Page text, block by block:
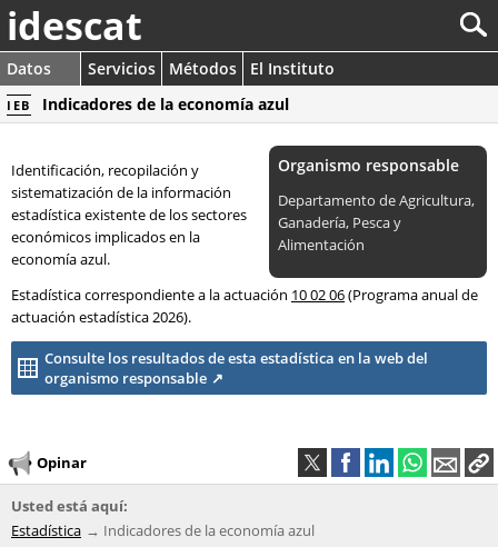
idescat
Datos Servicios Métodos El Instituto
IEB Indicadores de la economía azul
Organismo responsable
Departamento de Agricultura,
Ganadería, Pesca y
Alimentación
Identificación, recopilación y
sistematización de la información
estadística existente de los sectores
económicos implicados en la
economía azul.
Estadística correspondiente a la actuación 10 02 06(Programa anual de
actuación estadística 2026).
Consulte los resultados de esta estadística en la web del
organismo responsable
Opinar
Usted está aquí:
Estadística
Indicadores de la economía azul